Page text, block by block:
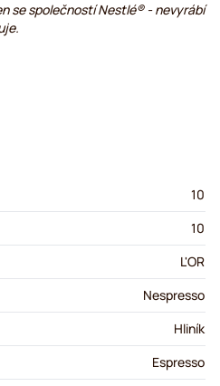
se společností Nestlé® - nevyrábí
10
10
L'OR
Nespresso
Hliník
Espresso